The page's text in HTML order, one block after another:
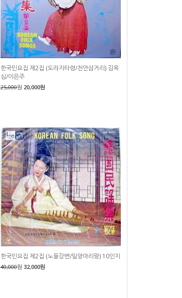
한국민요집 제2집 (도라지타령/천안삼거리) 김옥
심/이은주
25,000원 20,000원
한국민요집 제2집 (노들강변/밀양아리랑) 10인치
40,000원 32,000원